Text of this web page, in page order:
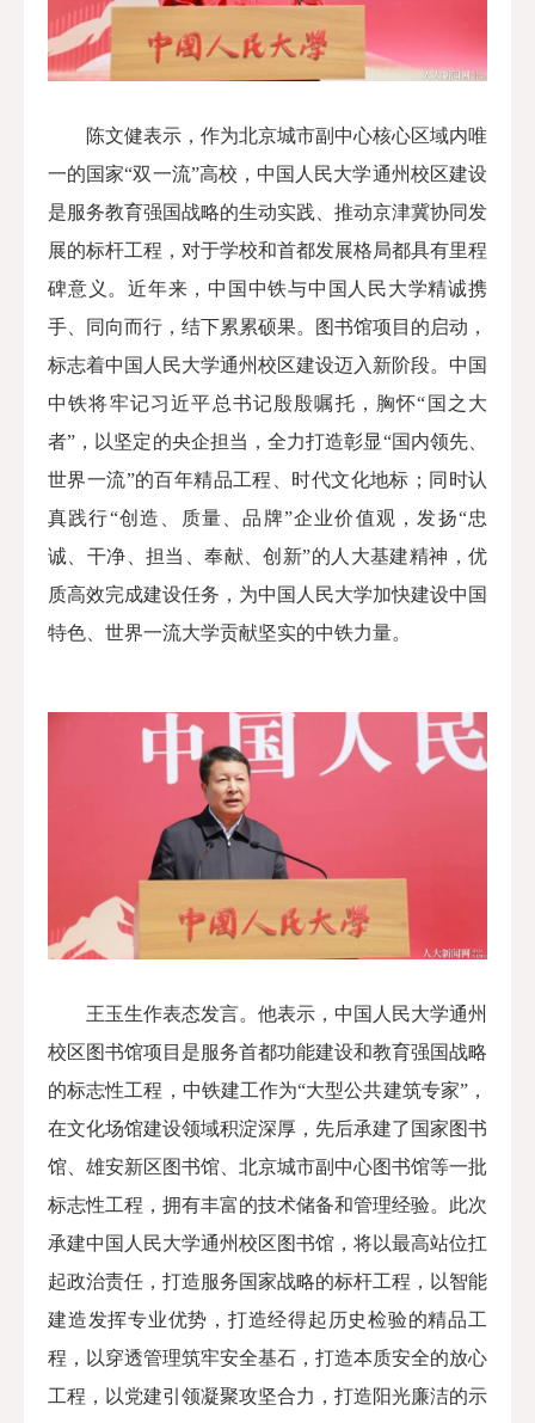
陈文健表示，作为北京城市副中心核心区域内唯
一的国家“双一流”高校，中国人民大学通州校区建设
是服务教育强国战略的生动实践、推动京津冀协同发
展的标杆工程，对于学校和首都发展格局都具有里程
碑意义。近年来，中国中铁与中国人民大学精诚携
手、同向而行，结下累累硕果。图书馆项目的启动，
标志着中国人民大学通州校区建设迈入新阶段。中国
中铁将牢记习近平总书记殷殷嘱托，胸怀“国之大
者”，以坚定的央企担当，全力打造彰显“国内领先、
世界一流”的百年精品工程、时代文化地标；同时认
真践行“创造、质量、品牌”企业价值观，发扬“忠
诚、干净、担当、奉献、创新”的人大基建精神，优
质高效完成建设任务，为中国人民大学加快建设中国
特色、世界一流大学贡献坚实的中铁力量。
王玉生作表态发言。他表示，中国人民大学通州
校区图书馆项目是服务首都功能建设和教育强国战略
的标志性工程，中铁建工作为“大型公共建筑专家”，
在文化场馆建设领域积淀深厚，先后承建了国家图书
馆、 雄安新区图书馆、北京城市副中心图书馆等一批
标志性工程，拥有丰富的技术储备和管理经验。此次
承建中国人民大学通州校区图书馆， 将以最高站位扛
起政治责任，打造服务国家战略的标杆工程，以智能
建造发挥专业优势，打造经得起历史检验的精品工
程，以穿透管理筑牢安全基石，打造本质安全的放心
工程，以党建引领凝聚攻坚合力，打造阳光廉洁的示